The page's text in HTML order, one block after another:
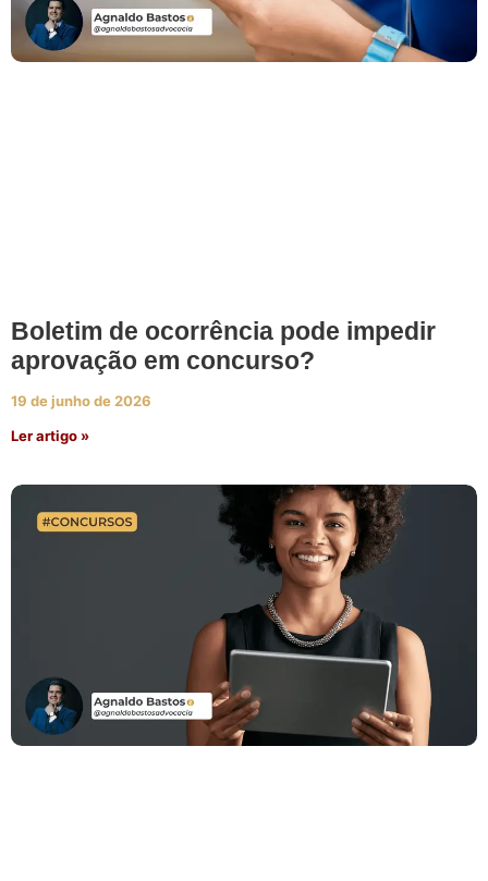
Boletim de ocorrência pode impedir
aprovação em concurso?
19 de junho de 2026
Ler artigo »